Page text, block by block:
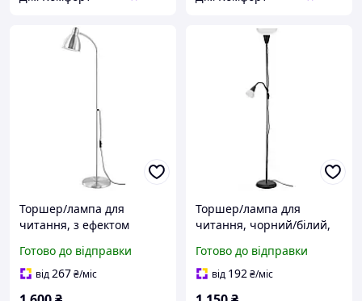
Торшер/лампа для
читання, з ефектом
001.106.40
Готово до відправки
від267₴/міс
Торшер/лампа для
читання, чорний/білий,
Готово до відправки
від 192₴/міс